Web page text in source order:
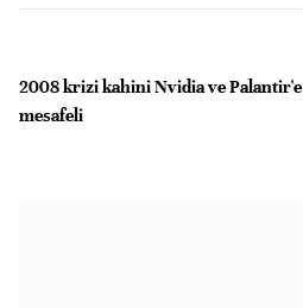
2008 krizi kahini Nvidia ve Palantir'e
mesafeli